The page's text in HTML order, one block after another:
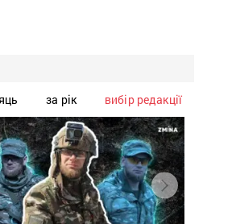
за рік вибір редакції